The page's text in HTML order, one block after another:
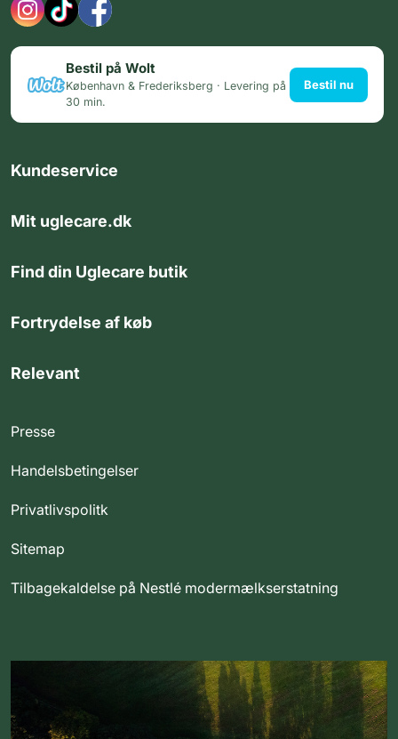
Bestil på Wolt
København & Frederiksberg · Levering på
30 min.
Bestil nu
Kundeservice
Mit uglecare.dk
Find din Uglecare butik
Fortrydelse af køb
Relevant
Presse
Handelsbetingelser
Privatlivspolitk
Sitemap
Tilbagekaldelse på Nestlé modermælkserstatning